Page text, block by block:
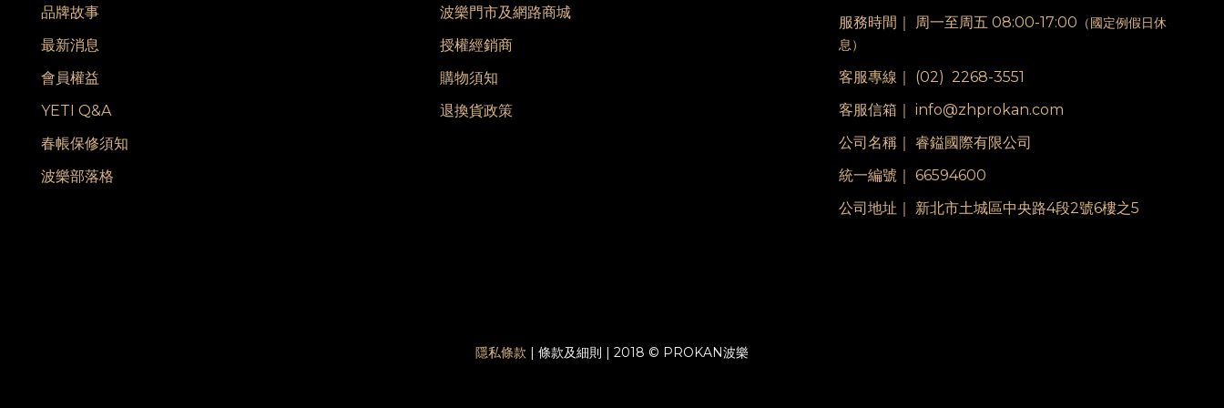
品牌故事
最新消息
會員權益
YETI Q&A
春帳保修須知
波樂部落格
波樂門市及網路商城
授權經銷商
購物須知
退換貨政策
服務時間｜ 周一至周五 08:00-17:00 （國定例假日休
息）
客服專線｜ (02) 2268-3551
客服信箱｜ info@zhprokan.com
公司名稱｜ 睿鎰國際有限公司
統一編號｜ 66594600
公司地址｜ 新北市土城區中央路4段2號6樓之5
隱私條款 | 條款及細則 | 2018 © PROKAN波樂